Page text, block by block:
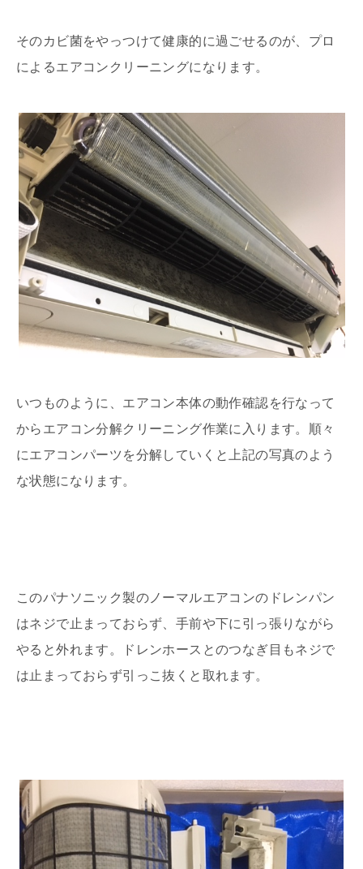
そのカビ菌をやっつけて健康的に過ごせるのが、プロ
によるエアコンクリーニングになります。
いつものように、エアコン本体の動作確認を行なって
からエアコン分解クリーニング作業に入ります。順々
にエアコンパーツを分解していくと上記の写真のよう
な状態になります。
このパナソニック製のノーマルエアコンのドレンパン
はネジで止まっておらず、手前や下に引っ張りながら
やると外れます。ドレンホースとのつなぎ目もネジで
は止まっておらず引っこ抜くと取れます。